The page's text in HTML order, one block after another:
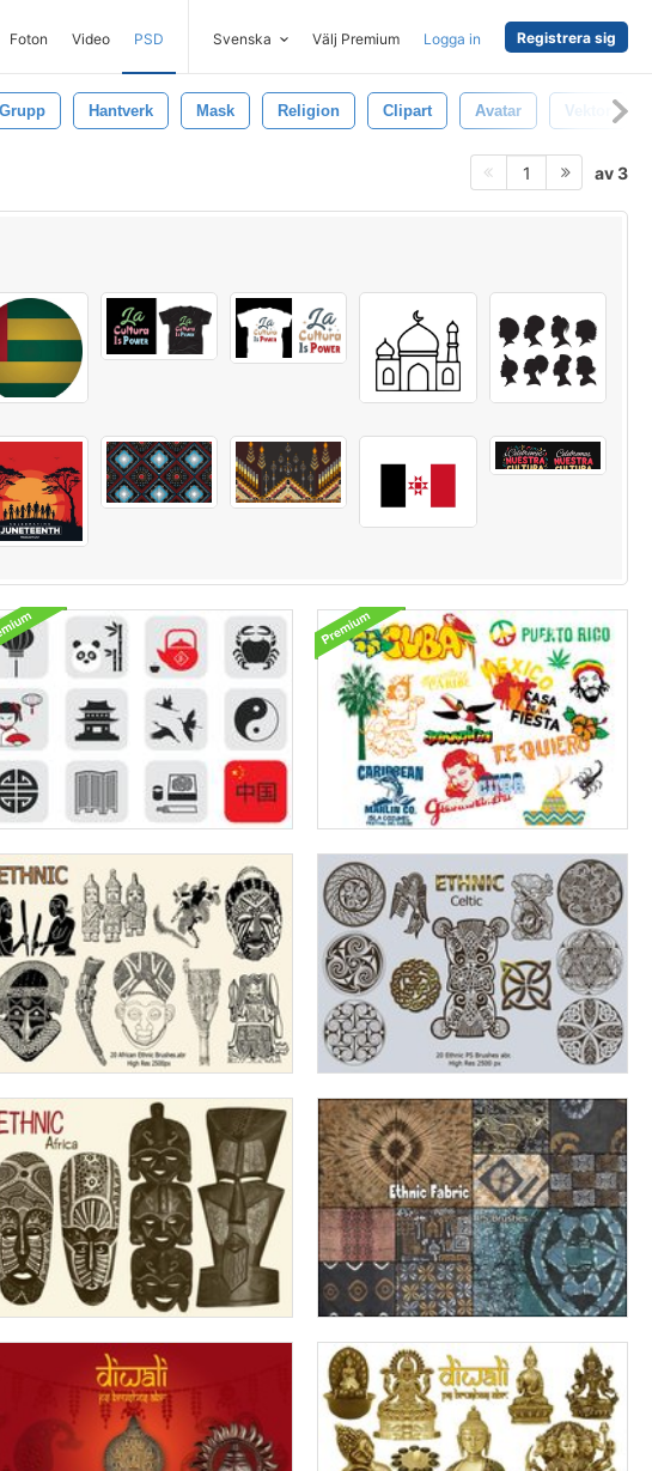
Foton Video PSD Svenska Välj Premium Logga in Registrera sig
Grupp Hantverk Mask Religion Clipart Avatar Vektor
1 av 3